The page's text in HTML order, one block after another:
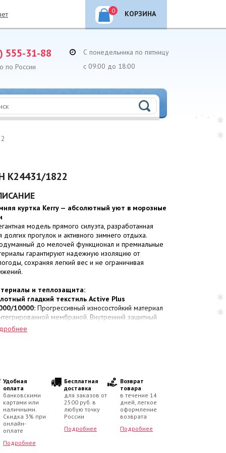
КОРЗИНА
0
555-31-88
по России
С понедельника по пятницу
с 09:00 до 18:00
K24431/1822
куртка Kerry — абсолютный уют в морозные
модель прямого силуэта, разработанная
долгих прогулок и активного зимнего отдыха.
до мелочей функционал и премиальные
гарантируют надежную изоляцию от
сохраняя легкий вес и не ограничивая
и теплозащита:
гладкий текстиль Active Plus
10000: Прогрессивный износостойкий материал
мембраной. Внутренний защитный
блокирует порывы ледяного ветра и влагу,
поддерживая правильный
естественную температуру тела в сильные
и моментально восстанавливает форму.
Температурный режим:Комфорт и безопасность в
от 0 до -30 °C.
особенности и детали:
точной настройки силуэта и защиты от продувания
по талии скрыта кулиска со стопперами
Удобная
оплата
банковскими
картами или
наличными.
Скидка 3% при
онлайн-
оплате
Подробнее
Бесплатная
доставка
для заказов от
2500 руб. в
любую точку
России
Подробнее
Возврат
товара
в течение 14
дней, легкое
оформление
возврата
Подробнее